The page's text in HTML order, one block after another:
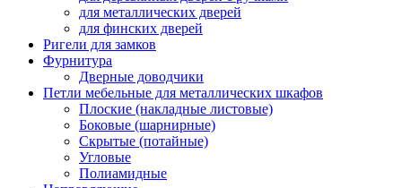
для металлических дверей
для финских дверей
Ригели для замков
Фурнитура
Дверные доводчики
Петли мебельные для металлических шкафов
Плоские (накладные листовые)
Боковые (шарнирные)
Скрытые (потайные)
Угловые
Полиамидные